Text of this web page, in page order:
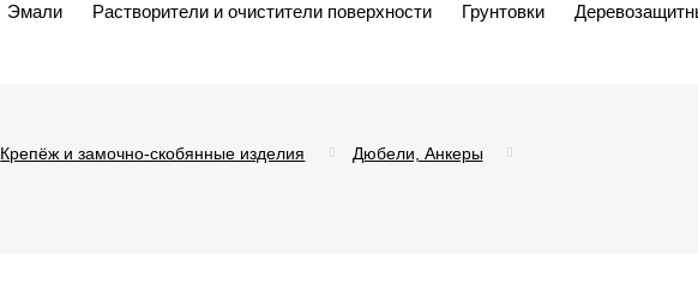
Эмали Растворители и очистители поверхности Грунтовки
Крепёж и замочно-скобянные изделия
Дюбели, Анкеры